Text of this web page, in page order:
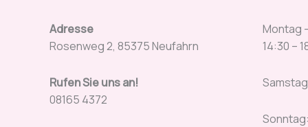
Adresse
Rosenweg 2, 85375 Neufahrn
Rufen Sie uns an!
08165 4372
Montag
14:30 –